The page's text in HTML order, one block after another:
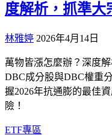
度解析，抓準大
林雅婷 2026年4月14日
萬物皆漲怎麼辦？深度
DBC成分股與DBC權重
握2026年抗通膨的最佳
險！
ETF專區